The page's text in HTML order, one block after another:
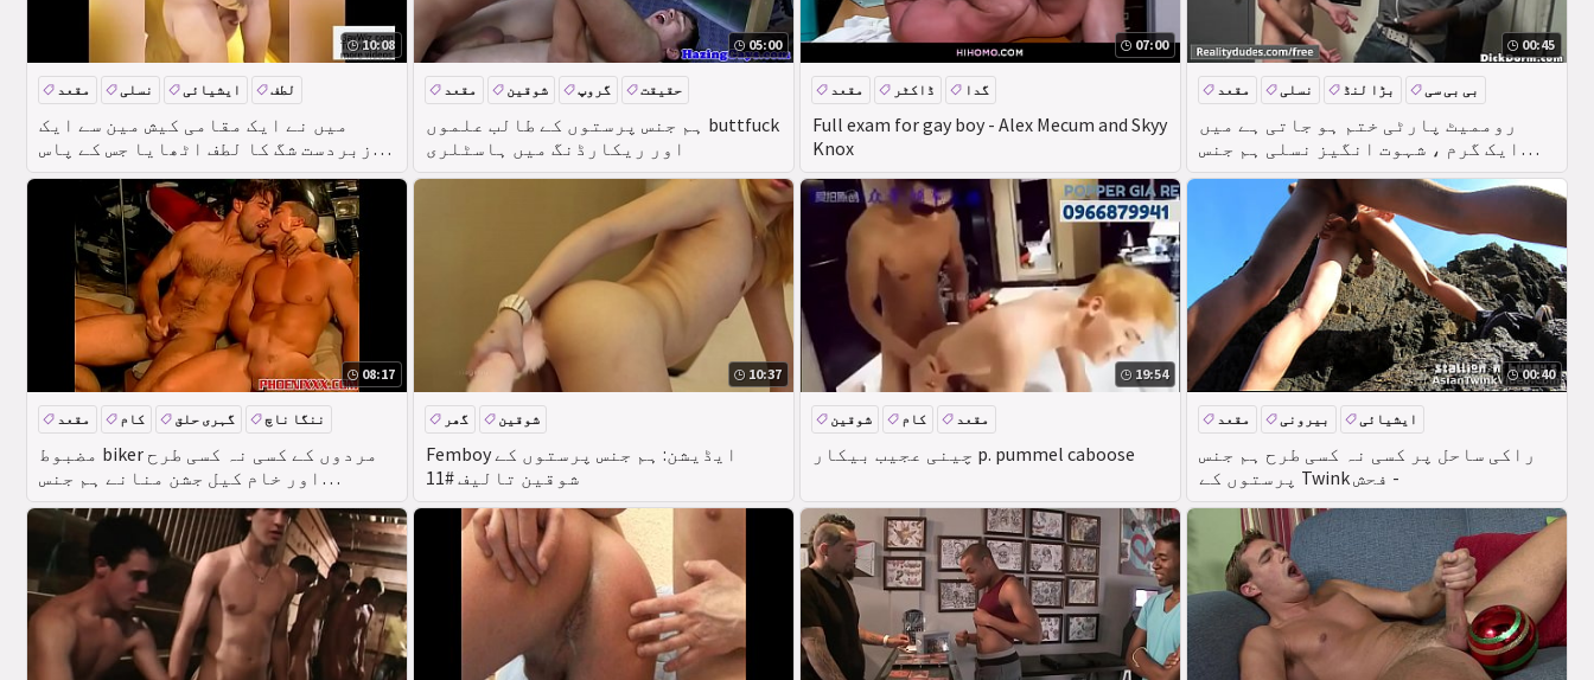
10:08
میں نے ایک مقامی کیش مین سے ایک
زبردست شگ کا لطف اٹھایا جس کے پاس
بہت سارے ٹیٹو ہیں ۔
مقعد نسلی ایشیائی لطف
05:00
ہم جنس پرستوں کے طالب علموں buttfuck
اور ریکارڈنگ میں ہاسٹلری
مقعد شوقین گروپ حقیقت
07:00
Full exam for gay boy - Alex Mecum and Skyy
Knox
مقعد ڈاکٹر گدا
00:45
روممیٹ پارٹی ختم ہو جاتی ہے میں
ایک گرم ، شہوت انگیز نسلی ہم جنس
پرستوں ، اتارنا Fucking-حقیقت
مقعد نسلی بڑا لنڈ بی بی سی
08:17
مضبوط biker مردوں کے کسی نہ کسی طرح
اور خام کیل جشن منانے ہم جنس
پرستوں آخر-a-thon
مقعد کام گہری حلق ننگا ناچ
10:37
Femboy ایڈیشن: ہم جنس پرستوں کے
شوقین تالیف #11
گھر شوقین
19:54
چینی عجیب بیکار p. pummel caboose
شوقین کام مقعد
00:40
راکی ساحل پر کسی نہ کسی طرح ہم جنس
پرستوں کے Twink فحش -
مقعد بیرونی ایشیائی